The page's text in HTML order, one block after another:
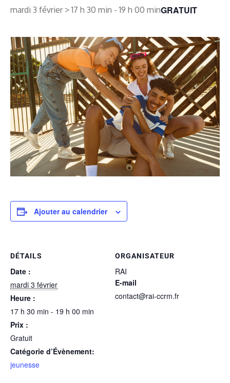
mardi 3 février > 17 h 30 min -19 h 00 minGRATUIT
Ajouter au calendrier
DÉTAILS
Date :
mardi 3 février
Heure :
17 h 30 min - 19 h 00 min
Prix :
Gratuit
Catégorie d’Évènement:
jeunesse
ORGANISATEUR
RAI
E-mail
contact@rai-ccrm.fr